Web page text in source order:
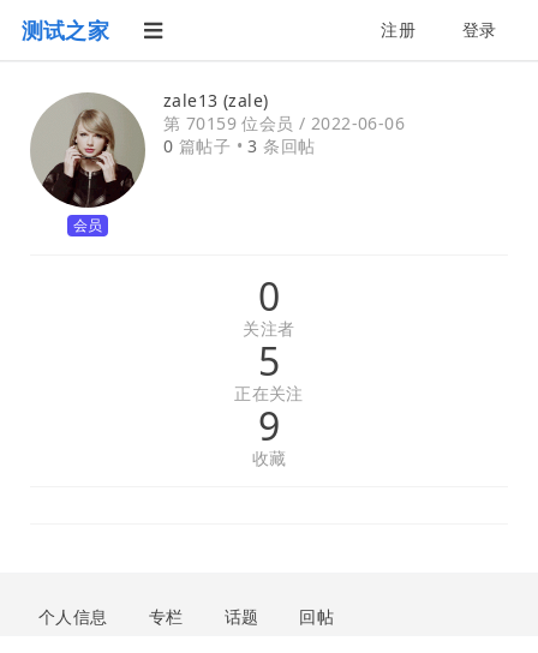
测试之家 注册 登录
会员
zale13 (zale)
第 70159 位会员 / 2022-06-06
0 篇帖子 •3 条回帖
0
关注者
5
正在关注
9
收藏
个人信息 专栏 话题 回帖